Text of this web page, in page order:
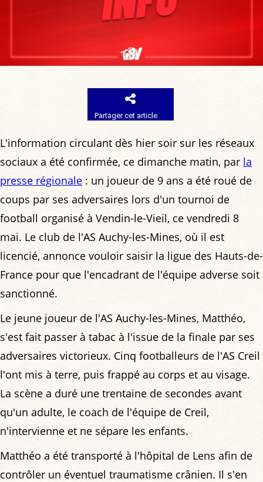
Partager cet article
L'information circulant dès hier soir sur les réseaux
sociaux a été confirmée, ce dimanche matin, par la
presse régionale : un joueur de 9 ans a été roué de
coups par ses adversaires lors d'un tournoi de
football organisé à Vendin-le-Vieil, ce vendredi 8
mai. Le club de l'AS Auchy-les-Mines, où il est
licencié, annonce vouloir saisir la ligue des Hauts-de-
France pour que l'encadrant de l'équipe adverse soit
sanctionné.
Le jeune joueur de l'AS Auchy-les-Mines, Matthéo,
s'est fait passer à tabac à l'issue de la finale par ses
adversaires victorieux. Cinq footballeurs de l'AS Creil
l'ont mis à terre, puis frappé au corps et au visage.
La scène a duré une trentaine de secondes avant
qu'un adulte, le coach de l'équipe de Creil,
n'intervienne et ne sépare les enfants.
Matthéo a été transporté à l'hôpital de Lens afin de
contrôler un éventuel traumatisme crânien. Il s'en